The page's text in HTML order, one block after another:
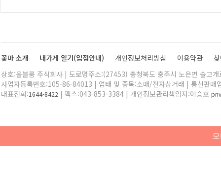
꽃마 소개 내가게 열기(입점안내) 개인정보처리방침 이용약관
상호:올블룸 주식회사 | 도로명주소:(27453) 충청북도 충주시 노은면 솔고
사업자등록번호:105-86-84013 | 업태 및 종목:소매/전자상거래 | 통신판매
대표전화:1644-8422 | 팩스:043-853-3384 | 개인정보관리책임자:이승호